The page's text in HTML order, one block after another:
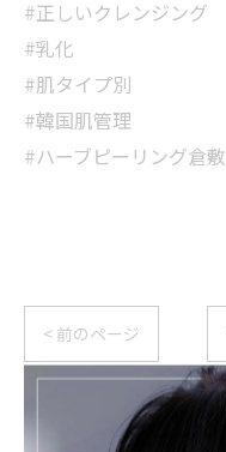
#正しいクレンジング
#乳化
#肌タイプ別
#韓国肌管理
#ハーブピーリング倉敷
< 前のページ